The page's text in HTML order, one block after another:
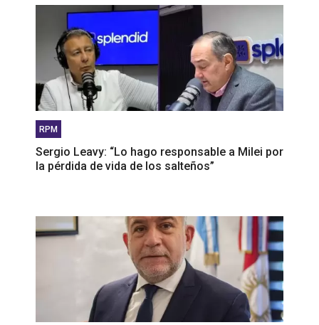
RPM
Sergio Leavy: “Lo hago responsable a Milei por
la pérdida de vida de los salteños”